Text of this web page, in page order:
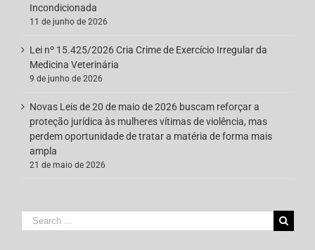
Incondicionada
11 de junho de 2026
Lei nº 15.425/2026 Cria Crime de Exercício Irregular da
Medicina Veterinária
9 de junho de 2026
Novas Leis de 20 de maio de 2026 buscam reforçar a
proteção jurídica às mulheres vítimas de violência, mas
perdem oportunidade de tratar a matéria de forma mais
ampla
21 de maio de 2026
Search
for: